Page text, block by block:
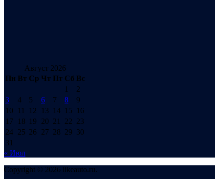
Август 2026
Пн Вт Ср Чт Пт Сб Вс
1
2
3
4 5 6 7 8
9
10
11 12 13 14 15
16
17
18 19 20 21 22 23
24 25 26 27 28 29 30
31
« Июл
Copyright © 2026 likeauto.ru.